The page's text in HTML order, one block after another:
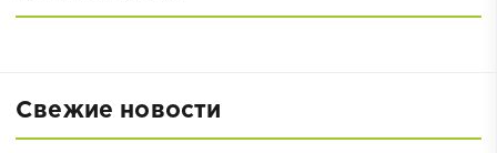
Свежие новости